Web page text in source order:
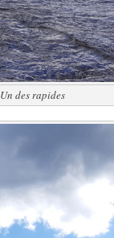
Un des rapides